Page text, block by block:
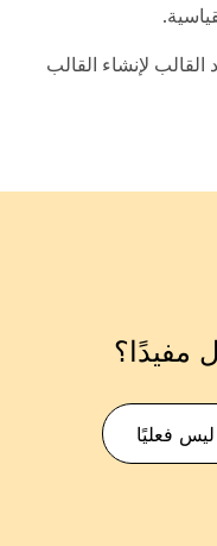
لإنشاء القالب
مفيدًا؟
ليس فعليًا